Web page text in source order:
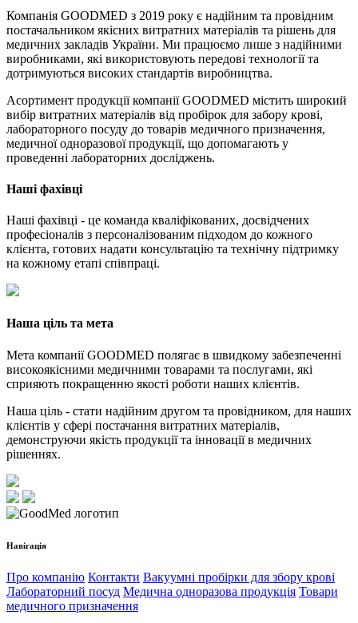
Компанія GOODMED з 2019 року є надійним та провідним
постачальником якісних витратних матеріалів та рішень для
медичних закладів України. Ми працюємо лише з надійними
виробниками, які використовують передові технології та
дотримуються високих стандартів виробництва.
Асортимент продукції компанії GOODMED містить широкий
вибір витратних матеріалів від пробірок для забору крові,
лабораторного посуду до товарів медичного призначення,
медичної одноразової продукції, що допомагають у
проведенні лабораторних досліджень.
Наші фахівці
Наші фахівці - це команда кваліфікованих, досвідчених
професіоналів з персоналізованим підходом до кожного
клієнта, готових надати консультацію та технічну підтримку
на кожному етапі співпраці.
Наша ціль та мета
Мета компанії GOODMED полягає в швидкому забезпеченні
високоякісними медичними товарами та послугами, які
сприяють покращенню якості роботи наших клієнтів.
Наша ціль - стати надійним другом та провідником, для наших
клієнтів у сфері постачання витратних матеріалів,
демонструючи якість продукції та інновації в медичних
рішеннях.
Навігація
Про компанію Контакти Вакуумні пробірки для збору крові
Лабораторний посуд Медична одноразова продукція Товари
медичного призначення